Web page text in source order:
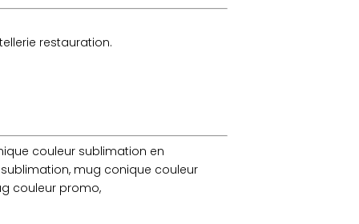
restauration.
couleur sublimation en
mug conique couleur
couleur promo,